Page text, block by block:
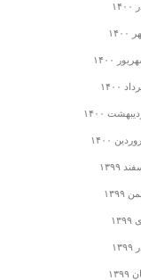
۱۴۰۰
۱۴۰۰
۱۴۰۰
۱۴۰۰
۱۳۹۹
۱۳۹۹